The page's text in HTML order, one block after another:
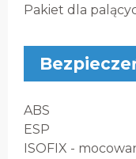
Pakiet dla
ABS
ESP
ISOFIX -